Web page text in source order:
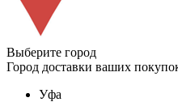
Выберите город
Город доставки ваших
Уфа